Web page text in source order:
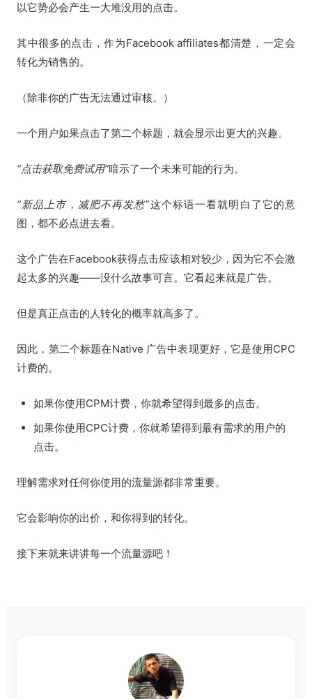
以它势必会产生一大堆没用的点击。
其中很多的点击，作为Facebook affiliates都清楚，一定会
转化为销售的。
（除非你的广告无法通过审核。）
一个用户如果点击了第二个标题，就会显示出更大的兴趣。
“点击获取免费试用”暗示了一个未来可能的行为。
“新品上市，减肥不再发愁”这个标语一看就明白了它的意
图，都不必点进去看。
这个广告在Facebook获得点击应该相对较少，因为它不会激
起太多的兴趣——没什么故事可言。它看起来就是广告。
但是真正点击的人转化的概率就高多了。
因此，第二个标题在Native 广告中表现更好，它是使用CPC
计费的。
如果你使用CPM计费，你就希望得到最多的点击。
如果你使用CPC计费，你就希望得到最有需求的用户的
点击。
理解需求对任何你使用的流量源都非常重要。
它会影响你的出价，和你得到的转化。
接下来就来讲讲每一个流量源吧！